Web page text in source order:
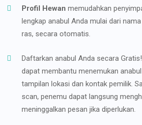
Profil Hewan memudahkan
lengkap anabul Anda mulai dari
ras, secara otomatis.
Daftarkan anabul Anda secara
dapat membantu menemukan
tampilan lokasi dan kontak pemilik.
scan, penemu dapat langsung
meninggalkan pesan jika diperlukan.